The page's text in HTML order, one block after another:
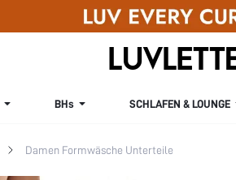
BHs SCHLAFEN & LOUNGE
Damen Formwäsche Unterteile